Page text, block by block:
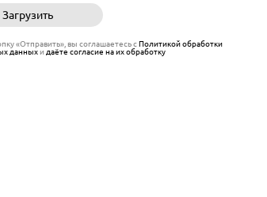
Загрузить
«Отправить», вы соглашаетесь сПолитикой обработки
данныхи даёте согласие на их обработку